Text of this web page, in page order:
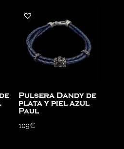
Pulsera Dandy de
plata y piel azul
Paul
109€